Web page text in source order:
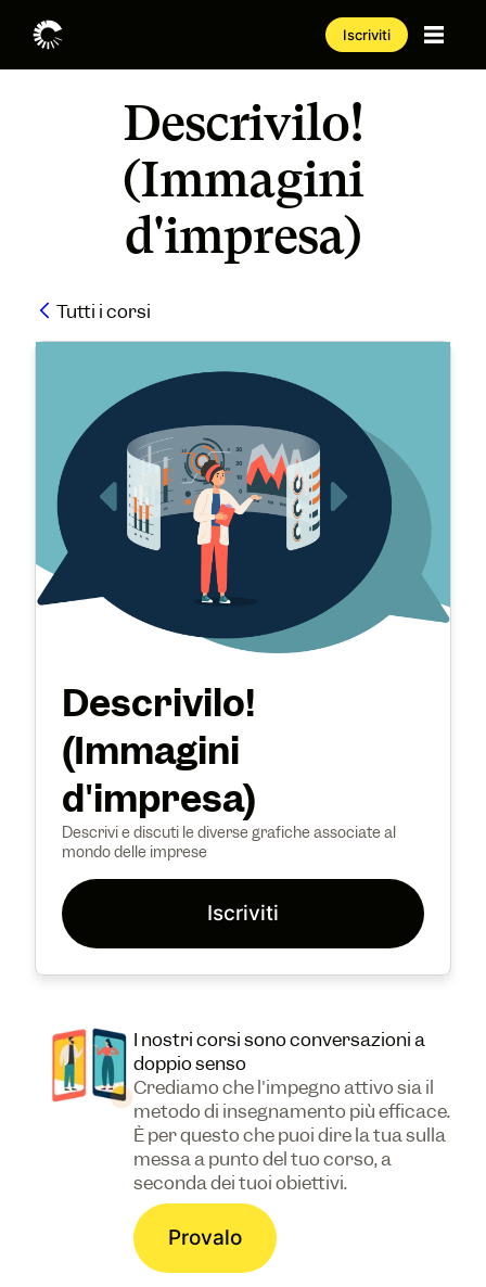
Iscriviti
Descrivilo!
(Immagini
d'impresa)
Tutti i corsi
Descrivilo!
(Immagini
d'impresa)
Descrivi e discuti le diverse grafiche associate al
mondo delle imprese
Iscriviti
I nostri corsi sono conversazioni a
doppio senso
Crediamo che l'impegno attivo sia il
metodo di insegnamento più efficace.
È per questo che puoi dire la tua sulla
messa a punto del tuo corso, a
seconda dei tuoi obiettivi.
Provalo